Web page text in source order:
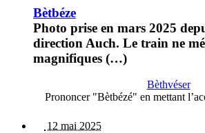
Bètbéze
Photo prise en mars 2025
direction Auch. Le train ne
magnifiques (…)
Bèthvéser
Prononcer "Bètbézé" en mettant
12 mai 2025